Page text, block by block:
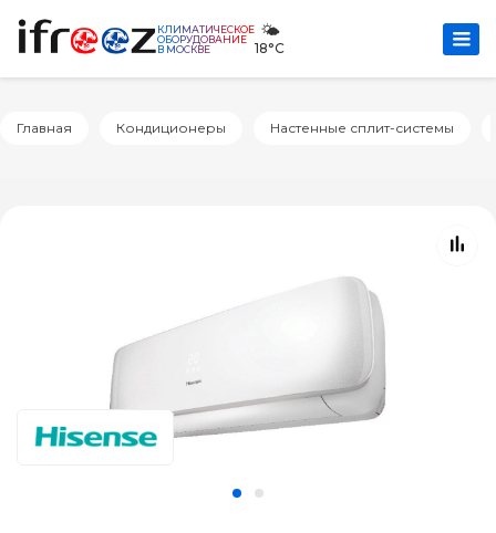
КЛИМАТИЧЕСКОЕ
ОБОРУДОВАНИЕ
В МОСКВЕ
🌤️
18°C
Главная Кондиционеры Настенные сплит-системы